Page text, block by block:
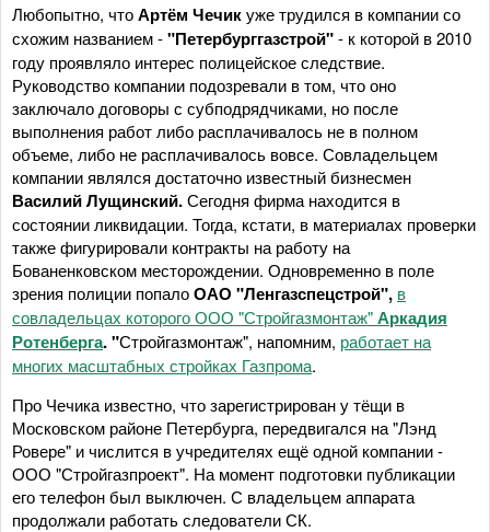
Любопытно, чтоАртём Чечикуже трудился в компании со
схожим названием -"Петербурггазстрой"- к которой в 2010
году проявляло интерес полицейское следствие.
Руководство компании подозревали в том, что оно
заключало договоры с субподрядчиками, но после
выполнения работ либо расплачивалось не в полном
объеме, либо не расплачивалось вовсе. Совладельцем
компании являлся достаточно известный бизнесмен
Василий Лущинский.Сегодня фирма находится в
состоянии ликвидации. Тогда, кстати, в материалах проверки
также фигурировали контракты на работу на
Бованенковском месторождении. Одновременно в поле
зрения полиции попалоОАО "Ленгазспецстрой", в
совладельцах которого ООО "Стройгазмонтаж"Аркадия
Ротенберга. "Стройгазмонтаж", напомним, работает на
многих масштабных стройках Газпрома.
Про Чечика известно, что зарегистрирован у тёщи в
Московском районе Петербурга, передвигался на "Лэнд
Ровере" и числится в учредителях ещё одной компании -
ООО "Стройгазпроект". На момент подготовки публикации
его телефон был выключен. С владельцем аппарата
продолжали работать следователи СК.